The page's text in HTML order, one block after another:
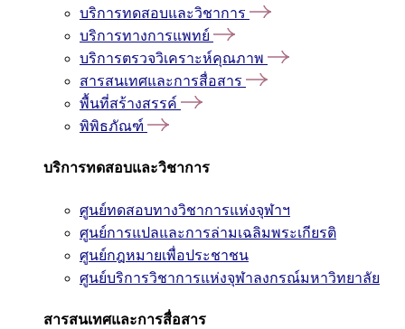
บริการทดสอบและวิชาการ
บริการทางการแพทย์
บริการตรวจวิเคราะห์คุณภาพ
สารสนเทศและการสื่อสาร
พื้นที่สร้างสรรค์
พิพิธภัณฑ์
บริการทดสอบและวิชาการ
ศูนย์ทดสอบทางวิชาการแห่งจุฬาฯ
ศูนย์การแปลและการล่ามเฉลิมพระเกียรติ
ศูนย์กฎหมายเพื่อประชาชน
ศูนย์บริการวิชาการแห่งจุฬาลงกรณ์มหาวิทยาลัย
สารสนเทศและการสื่อสาร